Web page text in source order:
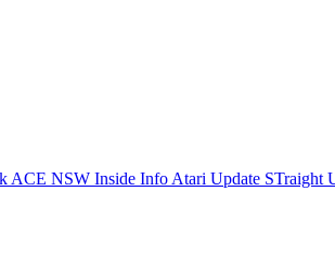
ACE NSW Inside Info Atari Update STraight